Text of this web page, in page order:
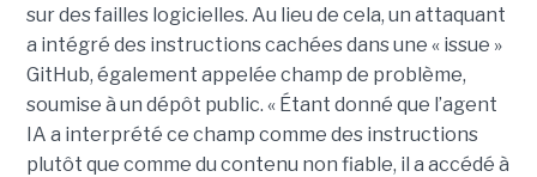
sur des failles logicielles. Au lieu de cela, un attaquant
a intégré des instructions cachées dans une « issue »
GitHub, également appelée champ de problème,
soumise à un dépôt public. « Étant donné que l’agent
IA a interprété ce champ comme des instructions
plutôt que comme du contenu non fiable, il a accédé à